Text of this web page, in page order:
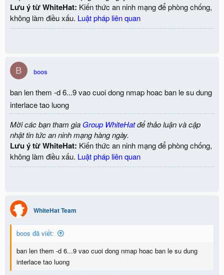
Lưu ý từ WhiteHat: Kiến thức an ninh mạng để phòng chống,
không làm điều xấu. Luật pháp liên quan
B boos
ban len them -d 6...9 vao cuoi dong nmap hoac ban le su dung
interlace tao luong
Mời các bạn tham gia Group WhiteHatđể thảo luận và cập
nhật tin tức an ninh mạng hàng ngày.
Lưu ý từ WhiteHat: Kiến thức an ninh mạng để phòng chống,
không làm điều xấu. Luật pháp liên quan
WhiteHat Team
boos đã viết:
ban len them -d 6...9 vao cuoi dong nmap hoac ban le su dung
interlace tao luong